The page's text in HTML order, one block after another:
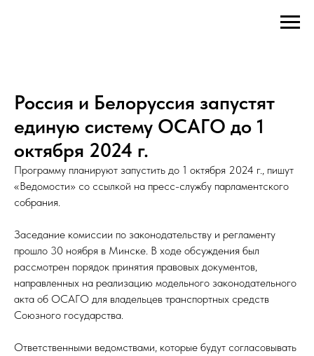
Россия и Белоруссия запустят
единую систему ОСАГО до 1
октября 2024 г.
Программу планируют запустить до 1 октября 2024 г., пишут
«Ведомости» со ссылкой на пресс-службу парламентского
собрания.
Заседание комиссии по законодательству и регламенту
прошло 30 ноября в Минске. В ходе обсуждения был
рассмотрен порядок принятия правовых документов,
направленных на реализацию модельного законодательного
акта об ОСАГО для владельцев транспортных средств
Союзного государства.
Ответственными ведомствами, которые будут согласовывать